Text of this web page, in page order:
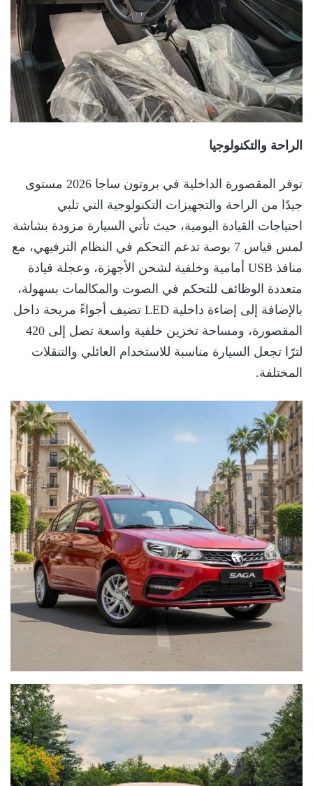
الراحة والتكنولوجيا
توفر المقصورة الداخلية في بروتون ساجا 2026 مستوى
جيدًا من الراحة والتجهيزات التكنولوجية التي تلبي
احتياجات القيادة اليومية، حيث تأتي السيارة مزودة بشاشة
لمس قياس 7 بوصة تدعم التحكم في النظام الترفيهي، مع
منافذ USB أمامية وخلفية لشحن الأجهزة، وعجلة قيادة
متعددة الوظائف للتحكم في الصوت والمكالمات بسهولة،
بالإضافة إلى إضاءة داخلية LED تضيف أجواءً مريحة داخل
المقصورة، ومساحة تخزين خلفية واسعة تصل إلى 420
لترًا تجعل السيارة مناسبة للاستخدام العائلي والتنقلات
المختلفة.